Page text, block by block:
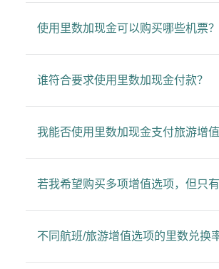
使用里数加现金可以购买哪些机票？
谁符合要求使用里数加现金付款？
我能否使用里数加现金支付旅游增值
若我希望购买多项增值选项，但只
不同航班/旅游增值选项的里数兑换